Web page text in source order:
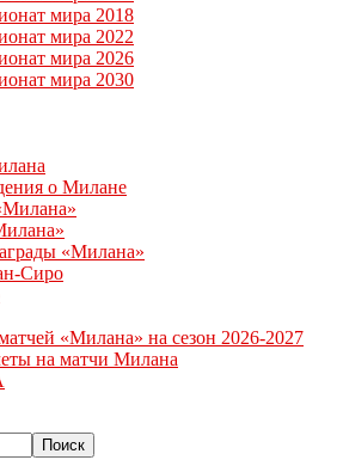
мира 2018
мира 2022
мира 2026
мира 2030
о Милане
«Милана»
Сиро
«Милана» на сезон 2026-2027
на матчи Милана